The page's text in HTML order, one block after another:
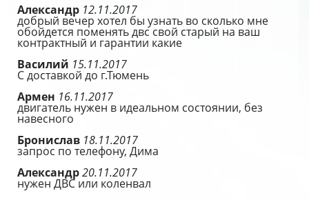
Александр 12.11.2017
добрый вечер хотел бы узнать во сколько мне
обойдется поменять двс свой старый на ваш
контрактный и гарантии какие
Василий 15.11.2017
С доставкой до г.Тюмень
Армен 16.11.2017
двигатель нужен в идеальном состоянии, без
навесного
Бронислав 18.11.2017
запрос по телефону, Дима
Александр20.11.2017
нужен ДВС или коленвал